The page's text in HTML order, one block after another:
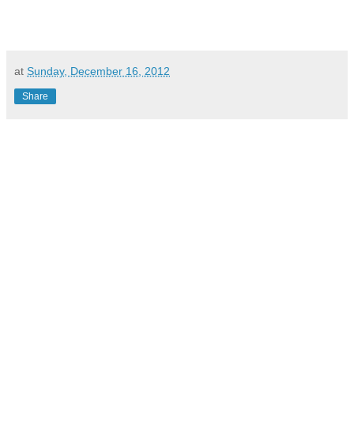
at Sunday, December 16, 2012
Share